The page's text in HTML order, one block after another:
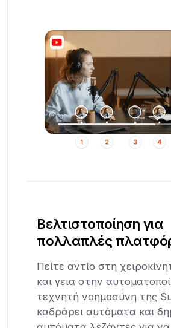
Βελτιστοποίηση για
πολλαπλές
Πείτε αντίο στη
και γεια στην
τεχνητή νοημοσύνη της
καδράρει αυτόματα και